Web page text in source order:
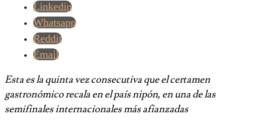
Linkedin
Whatsapp
Reddit
Email
Esta es la quinta vez consecutiva que el certamen
gastronómico recala en el país nipón, en una de las
semifinales internacionales más afianzadas